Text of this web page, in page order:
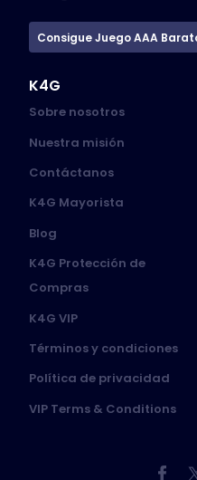
Consigue Juego AAA
K4G
Sobre nosotros
Nuestra misión
Contáctanos
K4G Mayorista
Blog
K4G Protección de
Compras
K4G VIP
Términos y condiciones
Política de privacidad
VIP Terms & Conditions